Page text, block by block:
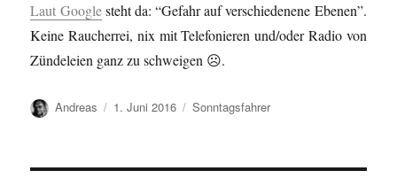
Laut Googlesteht da: “Gefahr auf verschiedenene Ebenen”.
Keine Raucherrei, nix mit Telefonieren und/oder Radio von
Zündeleien ganz zu schweigen ☹️.
Autor
Andreas
Veröffentlicht
1. Juni 2016 Kategorien
Sonntagsfahrer